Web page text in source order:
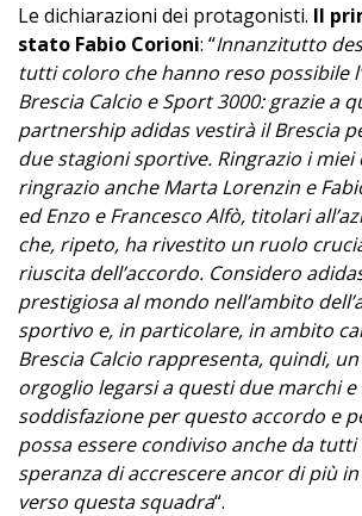
Le dichiarazioni dei protagonisti. Il
stato Fabio Corioni: “Innanzitutto
tutti coloro che hanno reso possibile
Brescia Calcio e Sport 3000: grazie a
partnership adidas vestirà il Brescia
due stagioni sportive. Ringrazio i
ringrazio anche Marta Lorenzin e
ed Enzo e Francesco Alfò, titolari
che, ripeto, ha rivestito un ruolo
riuscita dell’accordo. Considero
prestigiosa al mondo nell’ambito
sportivo e, in particolare, in ambito
Brescia Calcio rappresenta, quindi,
orgoglio legarsi a questi due marchi e
soddisfazione per questo accordo e
possa essere condiviso anche da
speranza di accrescere ancor di più
verso questa squadra“.